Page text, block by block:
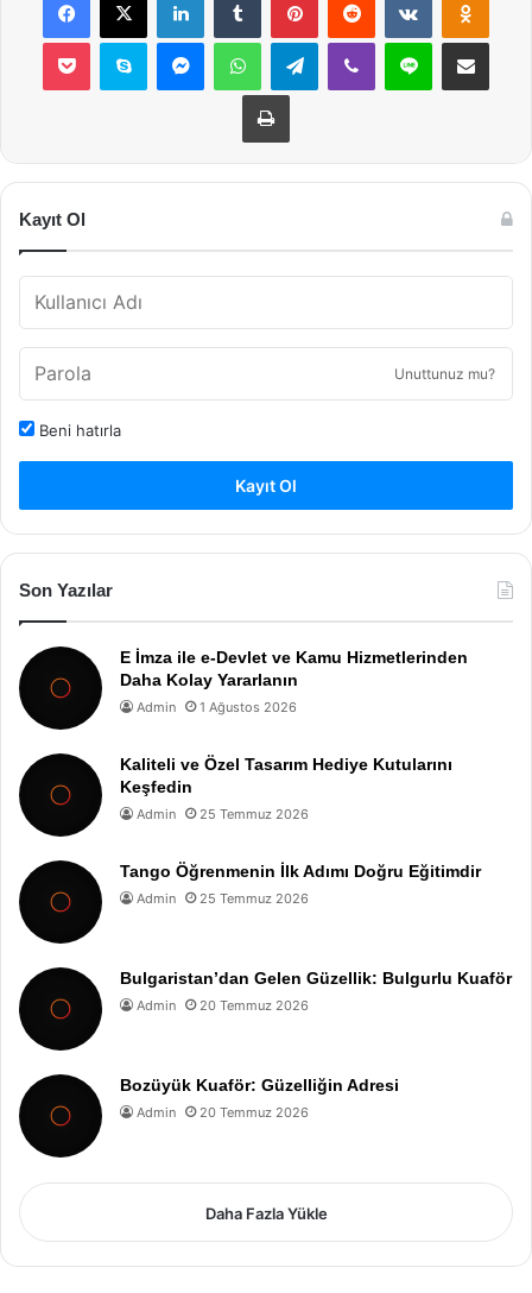
Pocket Skype MessengerWhatsAppTelegramViber Line E-Posta ile
Yazdır
Kayıt Ol
Unuttunuz mu?
Beni hatırla
Kayıt Ol
Son Yazılar
E İmza ile e-Devlet ve Kamu Hizmetlerinden
Daha Kolay Yararlanın
Admin 1 Ağustos 2026
Kaliteli ve Özel Tasarım Hediye Kutularını
Keşfedin
Admin 25 Temmuz 2026
Tango Öğrenmenin İlk Adımı Doğru Eğitimdir
Admin 25 Temmuz 2026
Bulgaristan’dan Gelen Güzellik: Bulgurlu Kuaför
Admin 20 Temmuz 2026
Bozüyük Kuaför: Güzelliğin Adresi
Admin 20 Temmuz 2026
Daha Fazla Yükle